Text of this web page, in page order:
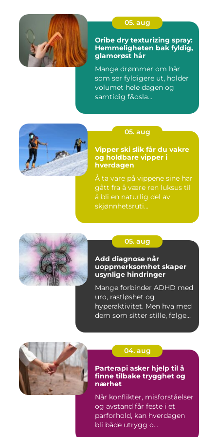
05. aug
Oribe dry texturizing spray:
Hemmeligheten bak fyldig,
glamorøst hår
Mange drømmer om hår
som ser fyldigere ut, holder
volumet hele dagen og
samtidig f&osla...
05. aug
Vipper ski slik får du vakre
og holdbare vipper i
hverdagen
Å ta vare på vippene sine har
gått fra å være ren luksus til
å bli en naturlig del av
skjønnhetsruti...
05. aug
Add diagnose når
uoppmerksomhet skaper
usynlige hindringer
Mange forbinder ADHD med
uro, rastløshet og
hyperaktivitet. Men hva med
dem som sitter stille, følge...
04. aug
Parterapi asker hjelp til å
finne tilbake trygghet og
nærhet
Når konflikter, misforståelser
og avstand får feste i et
parforhold, kan hverdagen
bli både utrygg o...